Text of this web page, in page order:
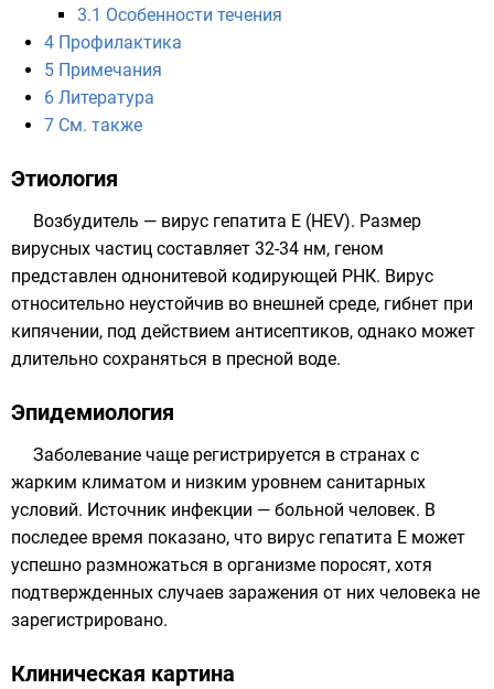
3.1 Особенности течения
4 Профилактика
5 Примечания
6 Литература
7 См. также
Этиология
Возбудитель — вирус гепатита E (HEV). Размер
вирусных частиц составляет 32-34 нм, геном
представлен однонитевой кодирующей РНК. Вирус
относительно неустойчив во внешней среде, гибнет при
кипячении, под действием антисептиков, однако может
длительно сохраняться в пресной воде.
Эпидемиология
Заболевание чаще регистрируется в странах с
жарким климатом и низким уровнем санитарных
условий. Источник инфекции — больной человек. В
последее время показано, что вирус гепатита E может
успешно размножаться в организме поросят, хотя
подтвержденных случаев заражения от них человека не
зарегистрировано.
Клиническая картина